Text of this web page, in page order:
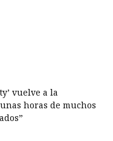
vuelve a la
horas de muchos